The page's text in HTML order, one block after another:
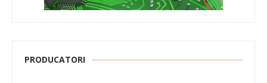
PRODUCATORI